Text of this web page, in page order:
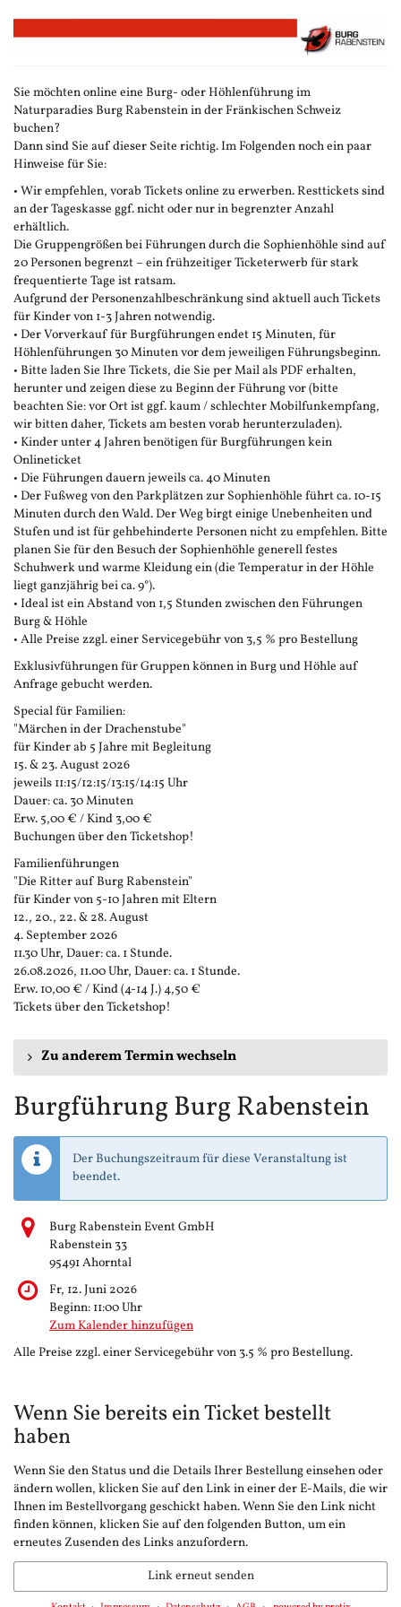
Zum
Haupt-
Sie möchten online eine Burg- oder Höhlenführung im
Naturparadies Burg Rabenstein in der Fränkischen Schweiz
buchen?
Dann sind Sie auf dieser Seite richtig. Im Folgenden noch ein paar
Hinweise für Sie:
• Wir empfehlen, vorab Tickets online zu erwerben. Resttickets sind
an der Tageskasse ggf. nicht oder nur in begrenzter Anzahl
erhältlich.
Die Gruppengrößen bei Führungen durch die Sophienhöhle sind auf
20 Personen begrenzt – ein frühzeitiger Ticketerwerb für stark
frequentierte Tage ist ratsam.
Aufgrund der Personenzahlbeschränkung sind aktuell auch Tickets
für Kinder von 1-3 Jahren notwendig.
• Der Vorverkauf für Burgführungen endet 15 Minuten, für
Höhlenführungen 30 Minuten vor dem jeweiligen Führungsbeginn.
• Bitte laden Sie Ihre Tickets, die Sie per Mail als PDF erhalten,
herunter und zeigen diese zu Beginn der Führung vor (bitte
beachten Sie: vor Ort ist ggf. kaum / schlechter Mobilfunkempfang,
wir bitten daher, Tickets am besten vorab herunterzuladen).
• Kinder unter 4 Jahren benötigen für Burgführungen kein
Onlineticket
• Die Führungen dauern jeweils ca. 40 Minuten
• Der Fußweg von den Parkplätzen zur Sophienhöhle führt ca. 10-15
Minuten durch den Wald. Der Weg birgt einige Unebenheiten und
Stufen und ist für gehbehinderte Personen nicht zu empfehlen. Bitte
planen Sie für den Besuch der Sophienhöhle generell festes
Schuhwerk und warme Kleidung ein (die Temperatur in der Höhle
liegt ganzjährig bei ca. 9°).
• Ideal ist ein Abstand von 1,5 Stunden zwischen den Führungen
Burg & Höhle
• Alle Preise zzgl. einer Servicegebühr von 3,5 % pro Bestellung
Exklusivführungen für Gruppen können in Burg und Höhle auf
Anfrage gebucht werden.
Special für Familien:
"Märchen in der Drachenstube"
für Kinder ab 5 Jahre mit Begleitung
15. & 23. August 2026
jeweils 11:15/12:15/13:15/14:15 Uhr
Dauer: ca. 30 Minuten
Erw. 5,00 € / Kind 3,00 €
Buchungen über den Ticketshop!
Familienführungen
"Die Ritter auf Burg Rabenstein"
für Kinder von 5-10 Jahren mit Eltern
12., 20., 22. & 28. August
4. September 2026
11.30 Uhr, Dauer: ca. 1 Stunde.
26.08.2026, 11.00 Uhr, Dauer: ca. 1 Stunde.
Erw. 10,00 € / Kind (4-14 J.) 4,50 €
Tickets über den Ticketshop!
Zu anderem Termin wechseln
Burgführung Burg Rabenstein
Der Buchungszeitraum für diese Veranstaltung ist
beendet.
Burg Rabenstein Event GmbH
Rabenstein 33
95491 Ahorntal
Fr, 12. Juni 2026
Beginn: 11:00Uhr
Zum Kalender hinzufügen
Alle Preise zzgl. einer Servicegebühr von 3.5 % pro Bestellung.
Wenn Sie bereits ein Ticket bestellt
haben
Wenn Sie den Status und die Details Ihrer Bestellung einsehen oder
ändern wollen, klicken Sie auf den Link in einer der E-Mails, die wir
Ihnen im Bestellvorgang geschickt haben. Wenn Sie den Link nicht
finden können, klicken Sie auf den folgenden Button, um ein
erneutes Zusenden des Links anzufordern.
Link erneut senden